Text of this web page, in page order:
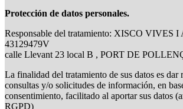
Protección de datos personales.
Responsable del tratamiento: XISCO VIVES I
43129479V
calle Llevant 23 local B , PORT DE
La finalidad del tratamiento de sus datos es dar
consultas y/o solicitudes de información, en
consentimiento, facilitado al aportar sus datos
RGPD)